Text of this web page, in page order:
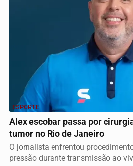
ESPORTE
Alex escobar passa por
tumor no Rio de Janeiro
O jornalista enfrentou
pressão durante transmissão ao